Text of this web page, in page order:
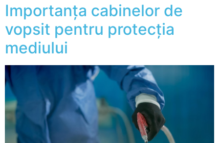
Importanța cabinelor de
vopsit pentru protecția
mediului